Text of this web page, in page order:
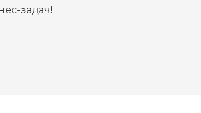
задач!